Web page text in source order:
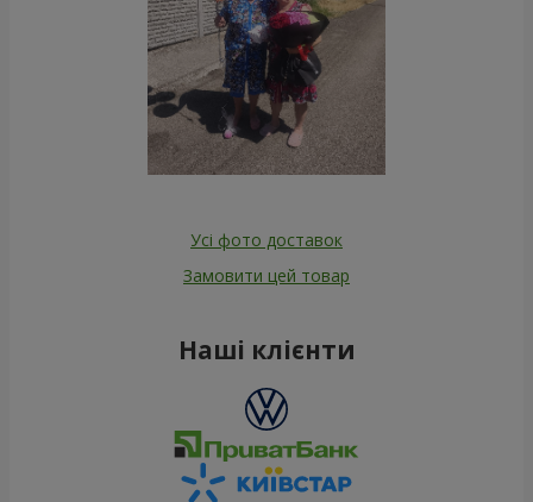
Усі фото доставок
Замовити цей товар
Наші клієнти